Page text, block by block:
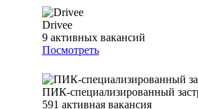
Drivee
9 активных вакансий
Посмотреть
ПИК-специализированный
591 активная вакансия